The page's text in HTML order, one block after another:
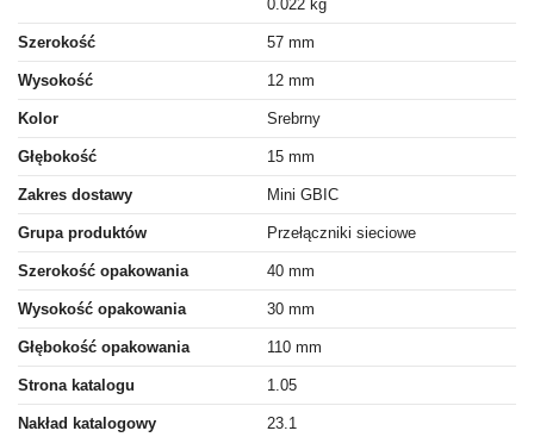
0.022 kg
Szerokość 57 mm
Wysokość 12 mm
Kolor Srebrny
Głębokość 15 mm
Zakres dostawy Mini GBIC
Grupa produktów Przełączniki sieciowe
Szerokość opakowania 40 mm
Wysokość opakowania 30 mm
Głębokość opakowania 110 mm
Strona katalogu 1.05
Nakład katalogowy 23.1